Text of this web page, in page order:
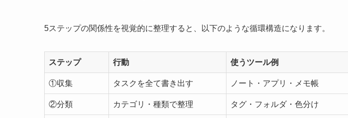
5ステップの関係性を視覚的に整理すると、以下のような循環構造になります。
ステップ 行動 使うツール例
①収集 タスクを全て書き出す ノート・アプリ・メモ帳
②分類 カテゴリ・種類で整理 タグ・フォルダ・色分け